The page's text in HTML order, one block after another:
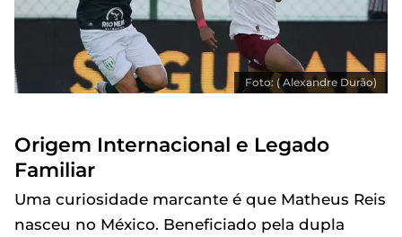
Foto: ( Alexandre Durão)
Origem Internacional e Legado
Familiar
Uma curiosidade marcante é que Matheus Reis
nasceu no México. Beneficiado pela dupla